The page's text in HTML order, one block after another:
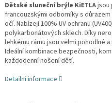
Dětské sluneční brýle KiETLAjsou
francouzskými odborníky s
očí. Nabízejí 100% UV ochranu
polykarbonátových sklech. Díky
lehkému rámu jsou velmi pohodlné
Ideální kombinace bezpečnosti,
každodenní nošení dětí.
Detailní informace